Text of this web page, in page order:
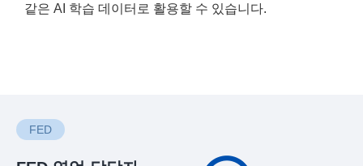
같은 AI 학습 데이터로 활용할 수 있습니다.
FED